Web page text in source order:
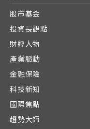
股市基金
投資長觀點
財經人物
產業脈動
金融保險
科技新知
國際焦點
趨勢大師